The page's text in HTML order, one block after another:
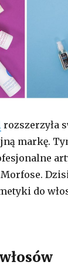
rozszerzyła
markę.
do